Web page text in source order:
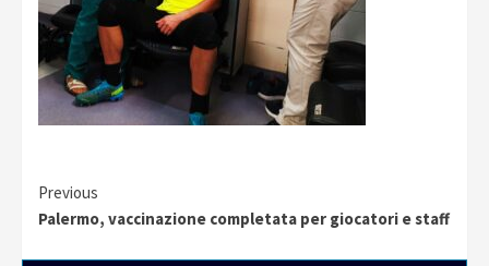
Continue
Reading
Previous
Palermo, vaccinazione completata per giocatori e staff